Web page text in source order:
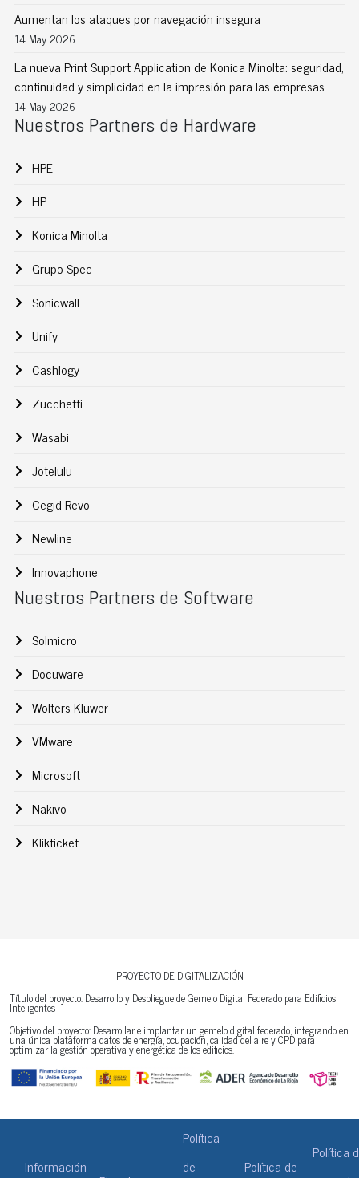
Aumentan los ataques por navegación insegura
14 May 2026
La nueva Print Support Application de Konica Minolta: seguridad,
continuidad y simplicidad en la impresión para las empresas
14 May 2026
Nuestros Partners de Hardware
HPE
HP
Konica Minolta
Grupo Spec
Sonicwall
Unify
Cashlogy
Zucchetti
Wasabi
Jotelulu
Cegid Revo
Newline
Innovaphone
Nuestros Partners de Software
Solmicro
Docuware
Wolters Kluwer
VMware
Microsoft
Nakivo
Klikticket
PROYECTO DE DIGITALIZACIÓN
Título del proyecto: Desarrollo y Despliegue de Gemelo Digital Federado para Edificios
Inteligentes
Objetivo del proyecto: Desarrollar e implantar un gemelo digital federado, integrando en
una única plataforma datos de energía, ocupación, calidad del aire y CPD para
optimizar la gestión operativa y energética de los edificios.
Información
Política
de
Política de
Política